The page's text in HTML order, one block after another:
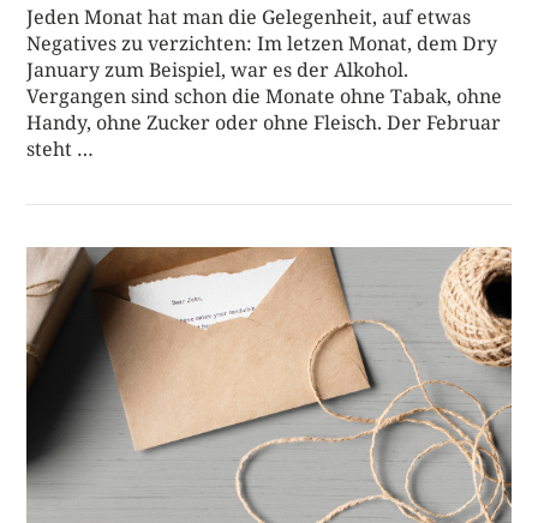
BEITRAG LESEN
Jeden Monat hat man die Gelegenheit, auf etwas
Negatives zu verzichten: Im letzen Monat, dem Dry
January zum Beispiel, war es der Alkohol.
Vergangen sind schon die Monate ohne Tabak, ohne
Handy, ohne Zucker oder ohne Fleisch. Der Februar
steht …